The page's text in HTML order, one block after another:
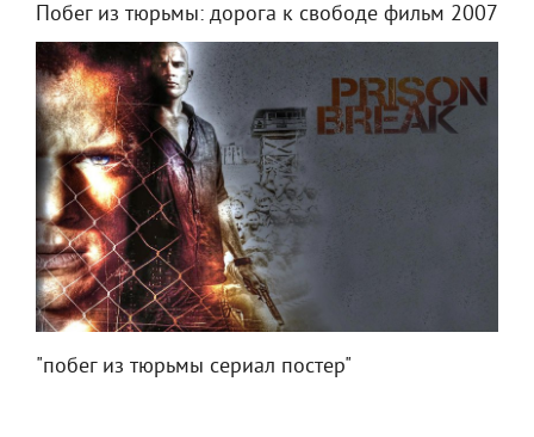
Побег из тюрьмы: дорога к свободе фильм 2007
"побег из тюрьмы сериал постер"